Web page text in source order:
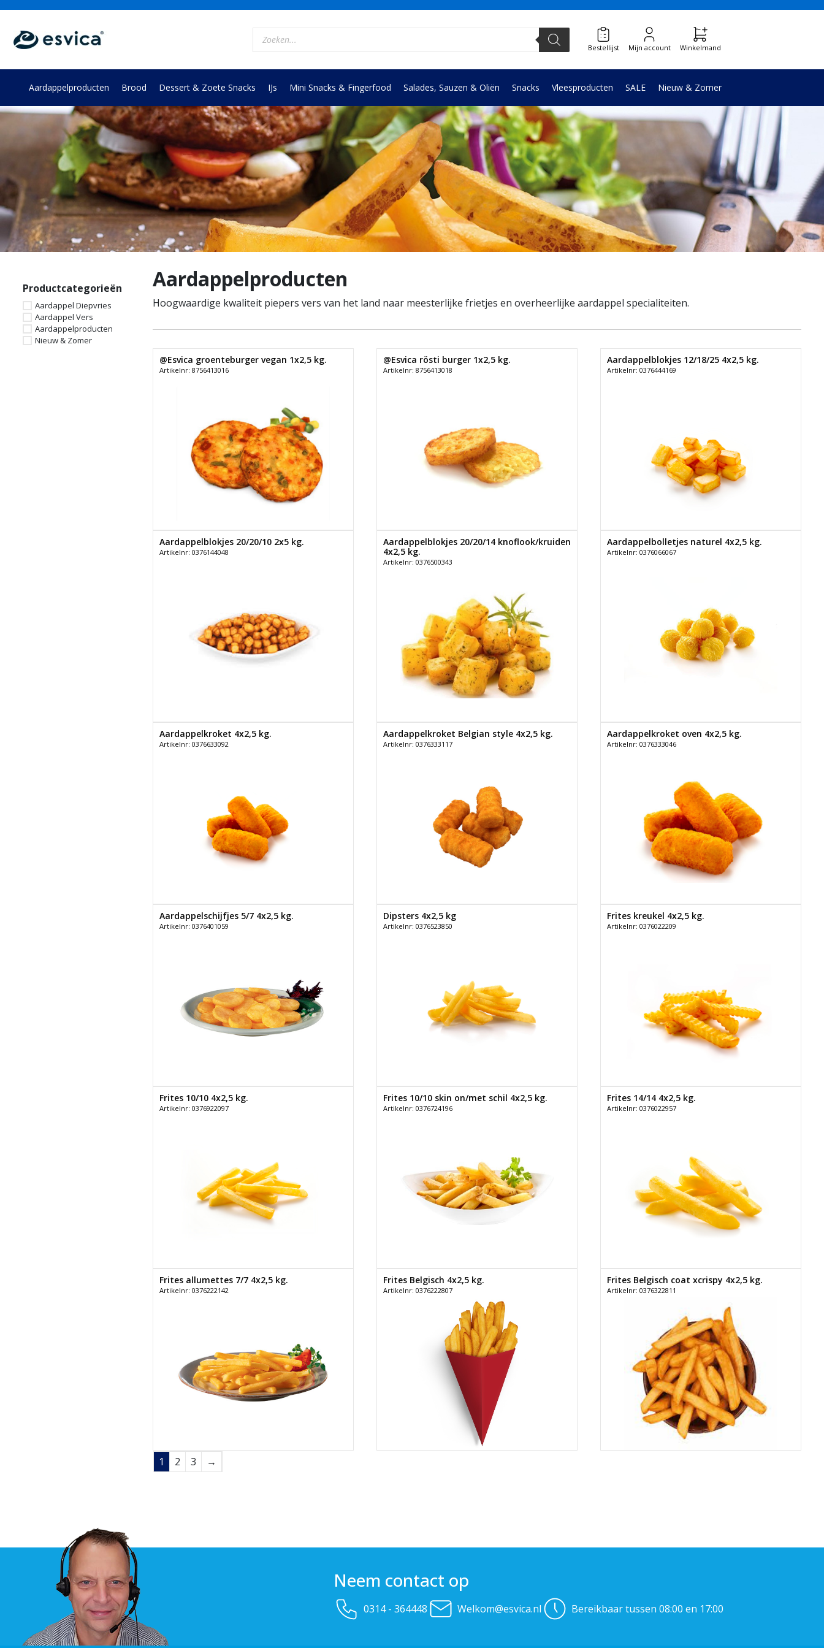
Skip
content
Producten
zoeken Bestellijst Mijn account Winkelmand
Aardappelproducten Brood Dessert & Zoete Snacks IJs Mini Snacks & Fingerfood Salades, Sauzen & Oliën Snacks Vleesproducten SALE Nieuw & Zomer
Productcategorieën
Aardappel Diepvries
Aardappel Vers
Aardappelproducten
Nieuw & Zomer
Aardappelproducten
Hoogwaardige kwaliteit piepers vers van het land naar meesterlijke frietjes en overheerlijke aardappel specialiteiten.
@Esvica groenteburger vegan 1x2,5 kg.
Artikelnr: 8756413016
@Esvica rösti burger 1x2,5 kg.
Artikelnr: 8756413018
Aardappelblokjes 12/18/25 4x2,5 kg.
Artikelnr: 0376444169
Aardappelblokjes 20/20/10 2x5 kg.
Artikelnr: 0376144048
Aardappelblokjes 20/20/14 knoflook/kruiden
4x2,5 kg.
Artikelnr: 0376500343
Aardappelbolletjes naturel 4x2,5 kg.
Artikelnr: 0376066067
Aardappelkroket 4x2,5 kg.
Artikelnr: 0376633092
Aardappelkroket Belgian style 4x2,5 kg.
Artikelnr: 0376333117
Aardappelkroket oven 4x2,5 kg.
Artikelnr: 0376333046
Aardappelschijfjes 5/7 4x2,5 kg.
Artikelnr: 0376401059
Dipsters 4x2,5 kg
Artikelnr: 0376523850
Frites kreukel 4x2,5 kg.
Artikelnr: 0376022209
Frites 10/10 4x2,5 kg.
Artikelnr: 0376922097
Frites 10/10 skin on/met schil 4x2,5 kg.
Artikelnr: 0376724196
Frites 14/14 4x2,5 kg.
Artikelnr: 0376022957
Frites allumettes 7/7 4x2,5 kg.
Artikelnr: 0376222142
Frites Belgisch 4x2,5 kg.
Artikelnr: 0376222807
Frites Belgisch coat xcrispy 4x2,5 kg.
Artikelnr: 0376322811
1 2 3 →
Neem contact op
0314 - 364448 Welkom@esvica.nl Bereikbaar tussen 08:00 en 17:00